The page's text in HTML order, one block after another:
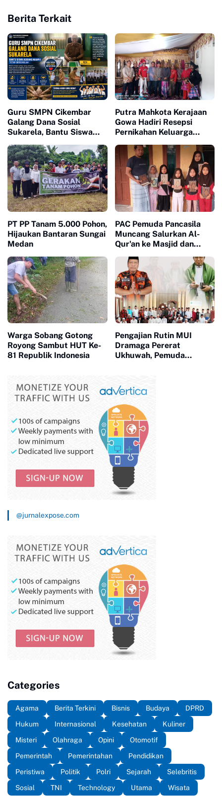
Berita Terkait
Guru SMPN Cikembar
Galang Dana Sosial
Sukarela, Bantu Siswa
Bersekolah
Putra Mahkota Kerajaan
Gowa Hadiri Resepsi
Pernikahan Keluarga
Doa dan Restu
PT PP Tanam 5.000 Pohon,
Hijaukan Bantaran Sungai
Medan
PAC Pemuda Pancasila
Muncang Salurkan Al-
Qur'an ke Masjid dan
Kepedulian Sosial dan
Keagamaan
Warga Sobang Gotong
Royong Sambut HUT Ke-
81 Republik Indonesia
Pengajian Rutin MUI
Dramaga Pererat
Ukhuwah, Pemuda
@jurnalexpose.com
Categories
Agama Berita Terkini Bisnis Budaya
DPRD
Hukum
Internasional Kesehatan
Kuliner
Misteri
Olahraga Opini
Otomotif
Pemerintah
Pemerintahan
Pendidikan
Peristiwa
Politik Polri Sejarah
Selebritis
Sosial
TNI Technology Utama Wisata